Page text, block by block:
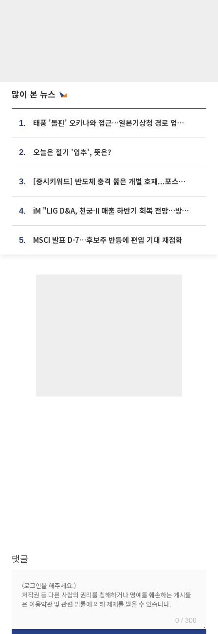
많이 본 뉴스
1. 태풍 '돌핀' 오키나와 접근…일본기상청 경로 업데이트
2. 오늘은 절기 '입추', 뜻은?
3. [증시키워드] 반도체 충격 뚫은 개별 호재...포스코퓨처엠·에코프로·한화솔루션 '눈길'
4. iM "LIG D&A, 천궁-II 매출 하반기 회복 전망…방산 톱픽 유지"
5. MSCI 발표 D-7…후보주 반등에 편입 기대 재점화
댓글
0 / 300